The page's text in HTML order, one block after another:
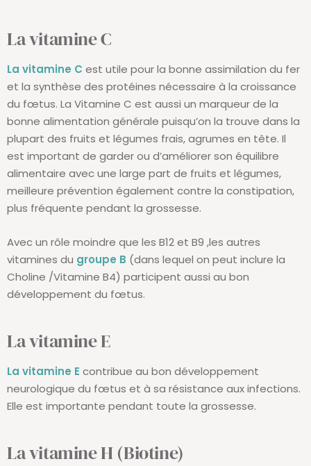
La vitamine C
La vitamine C est utile pour la bonne assimilation du fer
et la synthèse des protéines nécessaire à la croissance
du fœtus. La Vitamine C est aussi un marqueur de la
bonne alimentation générale puisqu’on la trouve dans la
plupart des fruits et légumes frais, agrumes en tête. Il
est important de garder ou d’améliorer son équilibre
alimentaire avec une large part de fruits et légumes,
meilleure prévention également contre la constipation,
plus fréquente pendant la grossesse.
Avec un rôle moindre que les B12 et B9 ,les autres
vitamines du groupe B (dans lequel on peut inclure la
Choline /Vitamine B4) participent aussi au bon
développement du fœtus.
La vitamine E
La vitamine E contribue au bon développement
neurologique du fœtus et à sa résistance aux infections.
Elle est importante pendant toute la grossesse.
La vitamine H (Biotine)